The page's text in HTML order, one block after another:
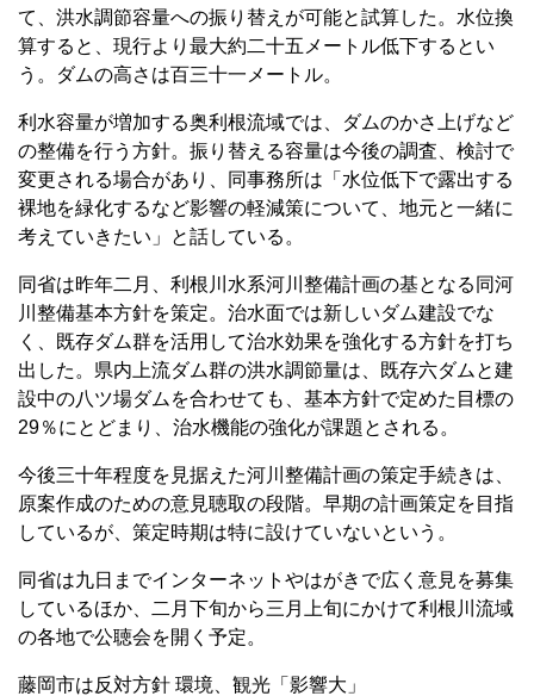
て、洪水調節容量への振り替えが可能と試算した。水位換
算すると、現行より最大約二十五メートル低下するとい
う。ダムの高さは百三十一メートル。
利水容量が増加する奥利根流域では、ダムのかさ上げなど
の整備を行う方針。振り替える容量は今後の調査、検討で
変更される場合があり、同事務所は「水位低下で露出する
裸地を緑化するなど影響の軽減策について、地元と一緒に
考えていきたい」と話している。
同省は昨年二月、利根川水系河川整備計画の基となる同河
川整備基本方針を策定。治水面では新しいダム建設でな
く、既存ダム群を活用して治水効果を強化する方針を打ち
出した。県内上流ダム群の洪水調節量は、既存六ダムと建
設中の八ツ場ダムを合わせても、基本方針で定めた目標の
29％にとどまり、治水機能の強化が課題とされる。
今後三十年程度を見据えた河川整備計画の策定手続きは、
原案作成のための意見聴取の段階。早期の計画策定を目指
しているが、策定時期は特に設けていないという。
同省は九日までインターネットやはがきで広く意見を募集
しているほか、二月下旬から三月上旬にかけて利根川流域
の各地で公聴会を開く予定。
藤岡市は反対方針 環境、観光「影響大」